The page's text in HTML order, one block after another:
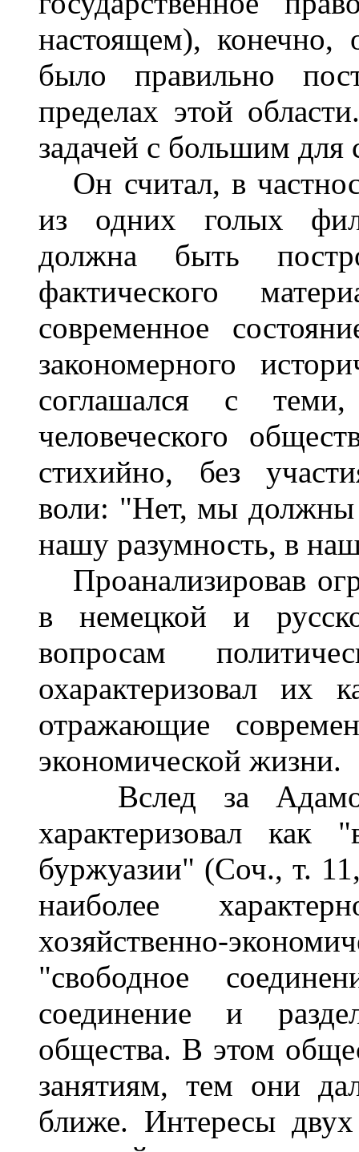
настоящем),
было правильно
пределах этой
задачей с большим для
Он считал, в
из одних голых
должна быть
фактического
современное
закономерного
соглашался с
человеческого
стихийно, без
воли: "Нет, мы должны
нашу разумность, в
Проанализировав
в немецкой и
вопросам
охарактеризовал их
отражающие
экономической жизни.
Вслед за Адамом
характеризовал как
буржуазии" (Соч., т.
наиболее
хозяйственно-
"свободное
соединение и
общества. В этом
занятиям, тем они
ближе. Интересы